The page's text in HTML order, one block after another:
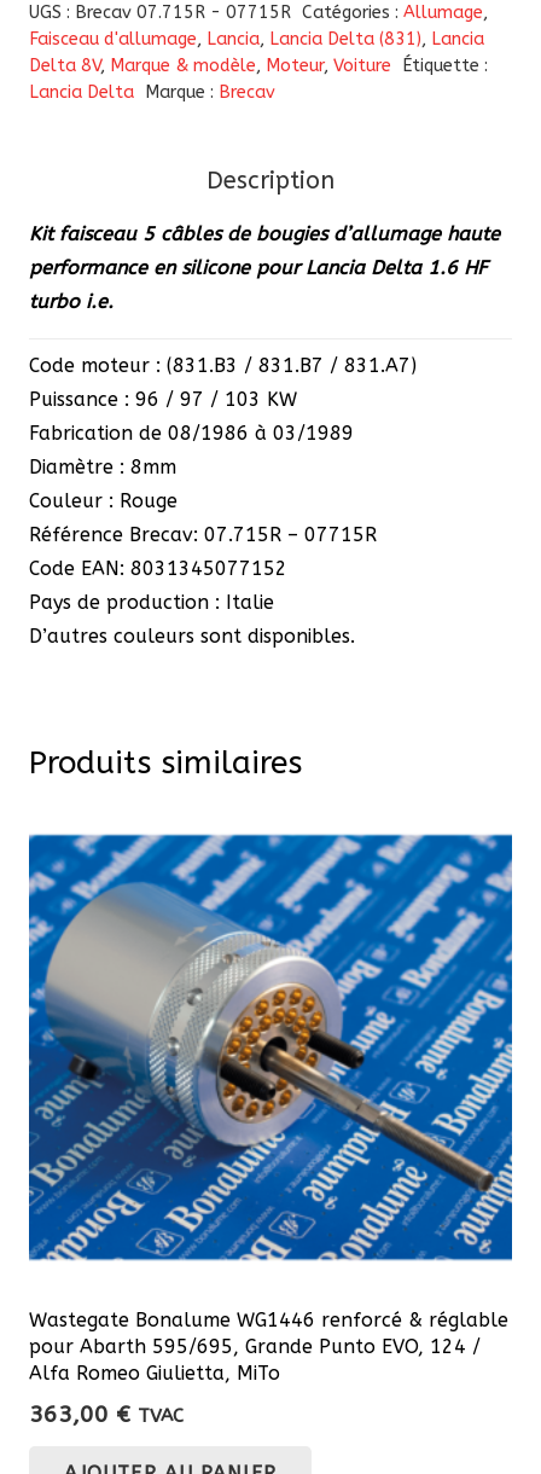
d'allumage
renforcé
pour
HF
turbo
UGS : Brecav 07.715R - 07715R Catégories : Allumage,
Faisceau d'allumage, Lancia, Lancia Delta (831), Lancia
Delta 8V, Marque & modèle, Moteur, Voiture
Étiquette :
Lancia Delta
Marque : Brecav
Description
Kit faisceau 5 câbles de bougies d’allumage haute
performance en silicone pour Lancia Delta 1.6 HF
turbo i.e.
Code moteur : (831.B3 / 831.B7 / 831.A7)
Puissance : 96 / 97 / 103 KW
Fabrication de 08/1986 à 03/1989
Diamètre : 8mm
Couleur : Rouge
Référence Brecav: 07.715R – 07715R
Code EAN: 8031345077152
Pays de production : Italie
D’autres couleurs sont disponibles.
Produits similaires
Wastegate Bonalume WG1446 renforcé & réglable
pour Abarth 595/695, Grande Punto EVO, 124 /
Alfa Romeo Giulietta, MiTo
363,00 € TVAC